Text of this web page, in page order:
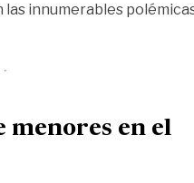
innumerables
menores en el